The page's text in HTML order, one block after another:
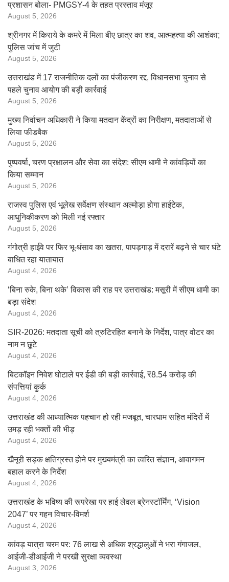
प्रशासन बोला- PMGSY-4 के तहत प्रस्ताव मंजूर
August 5, 2026
श्रीनगर में किराये के कमरे में मिला बीए छात्र का शव, आत्महत्या की आशंका;
पुलिस जांच में जुटी
August 5, 2026
उत्तराखंड में 17 राजनीतिक दलों का पंजीकरण रद्द, विधानसभा चुनाव से
पहले चुनाव आयोग की बड़ी कार्रवाई
August 5, 2026
मुख्य निर्वाचन अधिकारी ने किया मतदान केंद्रों का निरीक्षण, मतदाताओं से
लिया फीडबैक
August 5, 2026
पुष्पवर्षा, चरण प्रक्षालन और सेवा का संदेश: सीएम धामी ने कांवड़ियों का
किया सम्मान
August 5, 2026
राजस्व पुलिस एवं भूलेख सर्वेक्षण संस्थान अल्मोड़ा होगा हाईटेक,
आधुनिकीकरण को मिली नई रफ्तार
August 5, 2026
गंगोत्री हाईवे पर फिर भू-धंसाव का खतरा, पापड़गाड़ में दरारें बढ़ने से चार घंटे
बाधित रहा यातायात
August 4, 2026
‘बिना रुके, बिना थके’ विकास की राह पर उत्तराखंड: मसूरी में सीएम धामी का
बड़ा संदेश
August 4, 2026
SIR-2026: मतदाता सूची को त्रुटिरहित बनाने के निर्देश, पात्र वोटर का
नाम न छूटे
August 4, 2026
बिटकॉइन निवेश घोटाले पर ईडी की बड़ी कार्रवाई, ₹8.54 करोड़ की
संपत्तियां कुर्क
August 4, 2026
उत्तराखंड की आध्यात्मिक पहचान हो रही मजबूत, चारधाम सहित मंदिरों में
उमड़ रही भक्तों की भीड़
August 4, 2026
खैनूरी सड़क क्षतिग्रस्त होने पर मुख्यमंत्री का त्वरित संज्ञान, आवागमन
बहाल करने के निर्देश
August 4, 2026
उत्तराखंड के भविष्य की रूपरेखा पर हाई लेवल ब्रेनस्टॉर्मिंग, ‘Vision
2047’ पर गहन विचार-विमर्श
August 4, 2026
कांवड़ यात्रा चरम पर: 76 लाख से अधिक श्रद्धालुओं ने भरा गंगाजल,
आईजी-डीआईजी ने परखी सुरक्षा व्यवस्था
August 3, 2026